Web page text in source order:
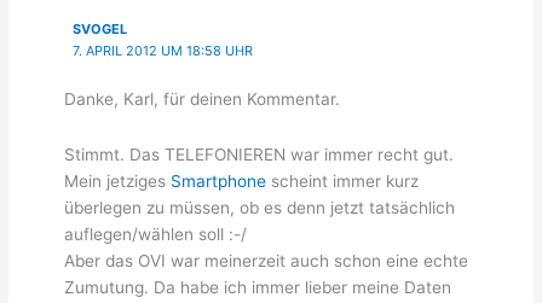
SVOGEL
7. APRIL 2012 UM 18:58 UHR
Danke, Karl, für deinen Kommentar.
Stimmt. Das TELEFONIEREN war immer recht gut.
Mein jetziges Smartphonescheint immer kurz
überlegen zu müssen, ob es denn jetzt tatsächlich
auflegen/wählen soll :-/
Aber das OVI war meinerzeit auch schon eine echte
Zumutung. Da habe ich immer lieber meine Daten